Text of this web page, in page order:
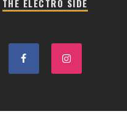
THE ELECTRO SIDE